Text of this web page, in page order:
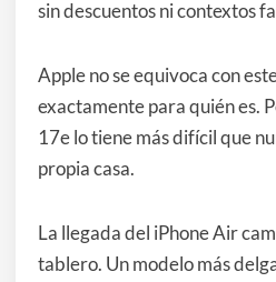
sin descuentos ni contextos
Apple no se equivoca con
exactamente para quién es.
17e lo tiene más difícil que
propia casa.
La llegada del iPhone Air
tablero. Un modelo más